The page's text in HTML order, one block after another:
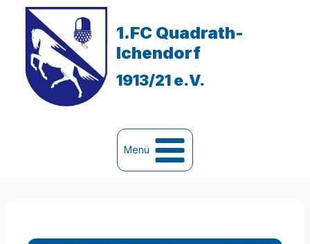
springen
1.FC Quadrath-
Ichendorf
1913/21 e.V.
Menü